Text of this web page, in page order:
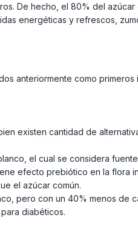
De hecho, el 80% del azúcar
energéticas y refrescos,
anteriormente como primeros
existen cantidad de
el cual se considera
efecto prebiótico en la flora
el azúcar común.
pero con un 40% menos de
diabéticos.